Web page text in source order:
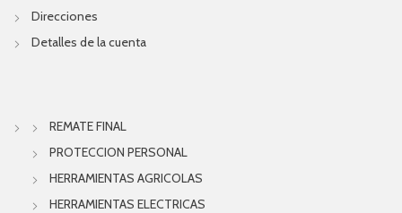
Direcciones
Detalles de la cuenta
REMATE FINAL
PROTECCION PERSONAL
HERRAMIENTAS AGRICOLAS
HERRAMIENTAS ELECTRICAS